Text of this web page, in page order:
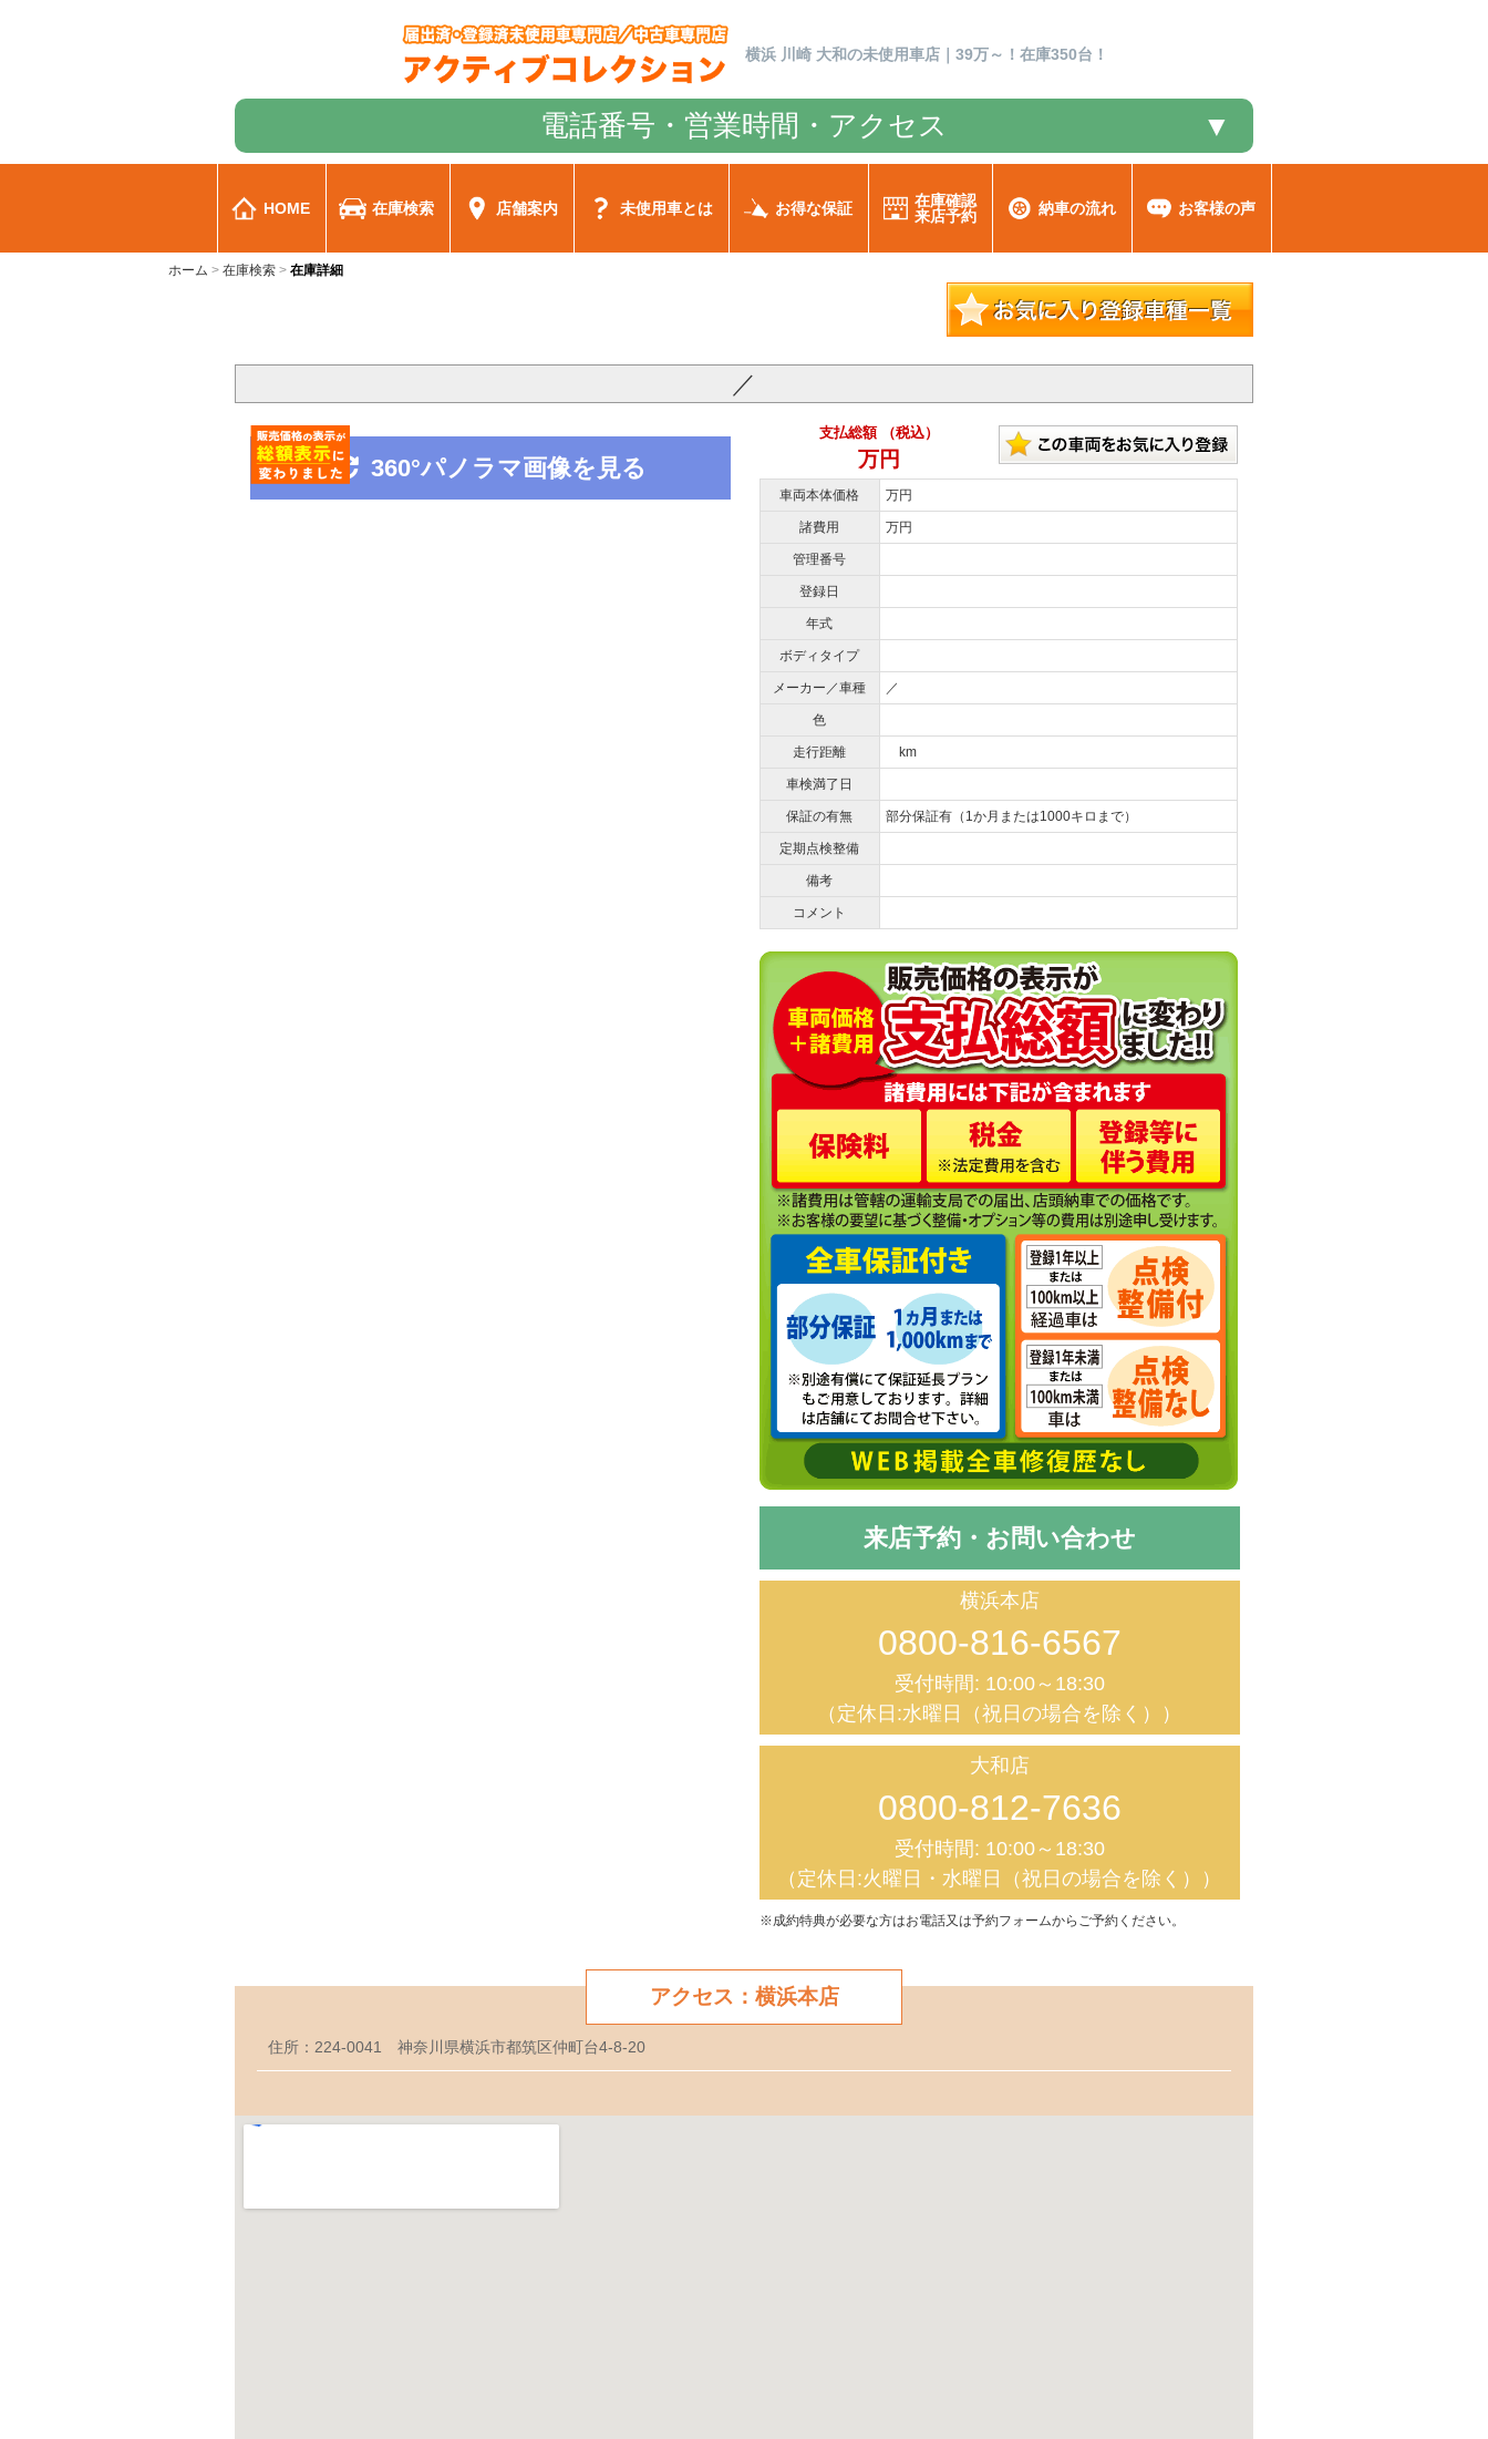
横浜 川崎 大和の未使用車店｜39万～！在庫350台！
電話番号・営業時間・アクセス ▼
HOME 在庫検索 店舗案内 未使用車とは お得な保証
在庫確認
来店予約
納車の流れ お客様の声
ホーム 在庫検索 在庫詳細
／
360°パノラマ画像を見る
支払総額 （税込）
万円
車両本体価格 万円
諸費用 万円
管理番号
登録日
年式
ボディタイプ
メーカー／車種 ／
色
走行距離 km
車検満了日
保証の有無 部分保証有（1か月または1000キロまで）
定期点検整備
備考
コメント
来店予約・お問い合わせ
横浜本店
0800-816-6567
受付時間: 10:00～18:30
（定休日:水曜日（祝日の場合を除く））
大和店
0800-812-7636
受付時間: 10:00～18:30
（定休日:火曜日・水曜日（祝日の場合を除く））
※成約特典が必要な方はお電話又は予約フォームからご予約ください。
アクセス：横浜本店
住所：224-0041 神奈川県横浜市都筑区仲町台4-8-20